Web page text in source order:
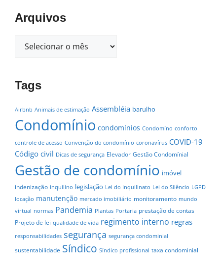
Arquivos
Tags
Airbnb Animais de estimação Assembléia barulho
Condomínio condomínios Condomíno conforto
controle de acesso Convenção do condomínio coronavírus COVID-19
Código civil Dicas de segurança Elevador Gestão Condomínial
Gestão de condomínio imóvel
indenização inquilino legislação Lei do Inquilinato Lei do Silêncio LGPD
locação manutenção mercado imobiliário monitoramento mundo
virtual normas Pandemia Plantas Portaria prestação de contas
Projeto de lei qualidade de vida regimento interno regras
responsabilidades segurança segurança condominial
sustentabilidade Síndico Síndico profissional taxa condominial